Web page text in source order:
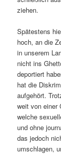
ziehen.
Spätestens
hoch, an die
in unserem
nicht ins
deportiert
hat die
aufgehört.
weit von einer
welche
und ohne
das jedoch
umschlagen,